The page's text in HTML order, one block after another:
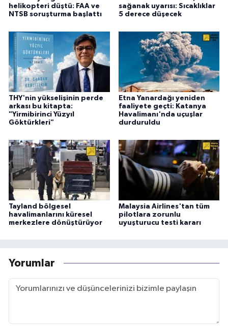
helikopteri düştü: FAA ve
NTSB soruşturma başlattı
sağanak uyarısı: Sıcaklıklar
5 derece düşecek
THY'nin yükselişinin perde
arkası bu kitapta:
"Yirmibirinci Yüzyıl
Göktürkleri"
Etna Yanardağı yeniden
faaliyete geçti: Katanya
Havalimanı'nda uçuşlar
durduruldu
Tayland bölgesel
havalimanlarını küresel
merkezlere dönüştürüyor
Malaysia Airlines'tan tüm
pilotlara zorunlu
uyuşturucu testi kararı
Yorumlar